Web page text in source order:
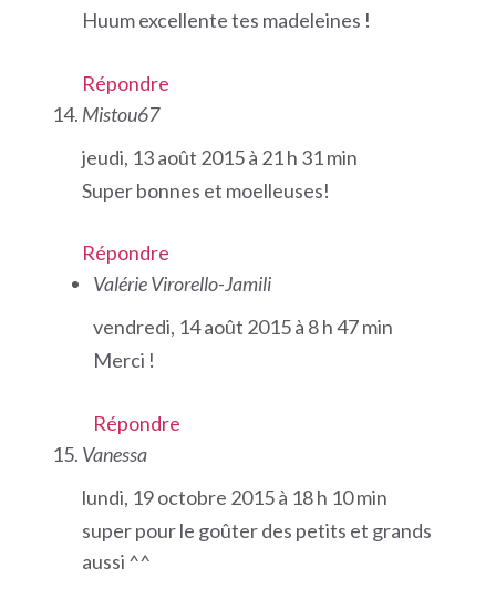
Huum excellente tes madeleines !
Répondre
Mistou67
jeudi, 13 août 2015 à 21 h 31 min
Super bonnes et moelleuses!
Répondre
Valérie Virorello-Jamili
vendredi, 14 août 2015 à 8 h 47 min
Merci !
Répondre
Vanessa
lundi, 19 octobre 2015 à 18 h 10 min
super pour le goûter des petits et grands
aussi ^^